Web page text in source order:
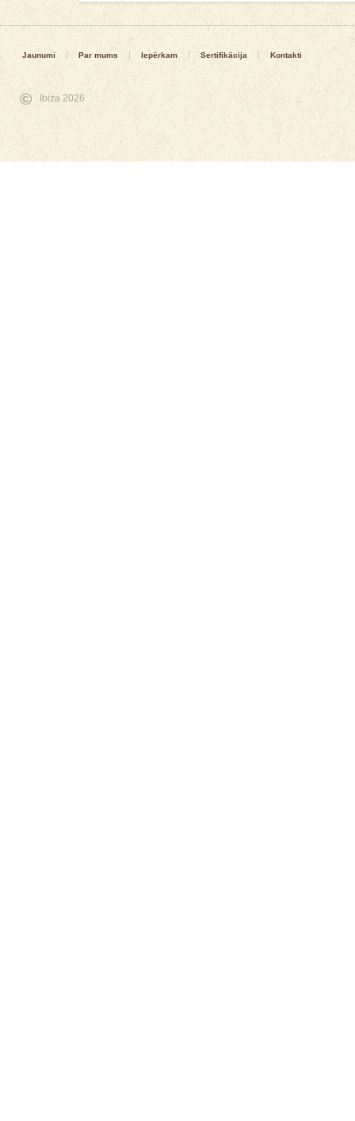
Jaunumi Par mums Iepērkam Sertifikācija Kontakti
© Ibiza 2026